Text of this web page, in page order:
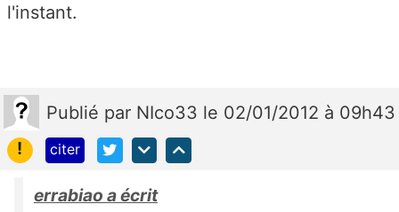
l'instant.
Publié par NIco33 le 02/01/2012 à 09h43
!
citer
errabiao a écrit